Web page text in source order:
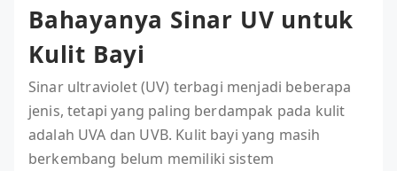
Bahayanya Sinar UV untuk
Kulit Bayi
Sinar ultraviolet (UV) terbagi menjadi beberapa
jenis, tetapi yang paling berdampak pada kulit
adalah UVA dan UVB. Kulit bayi yang masih
berkembang belum memiliki sistem